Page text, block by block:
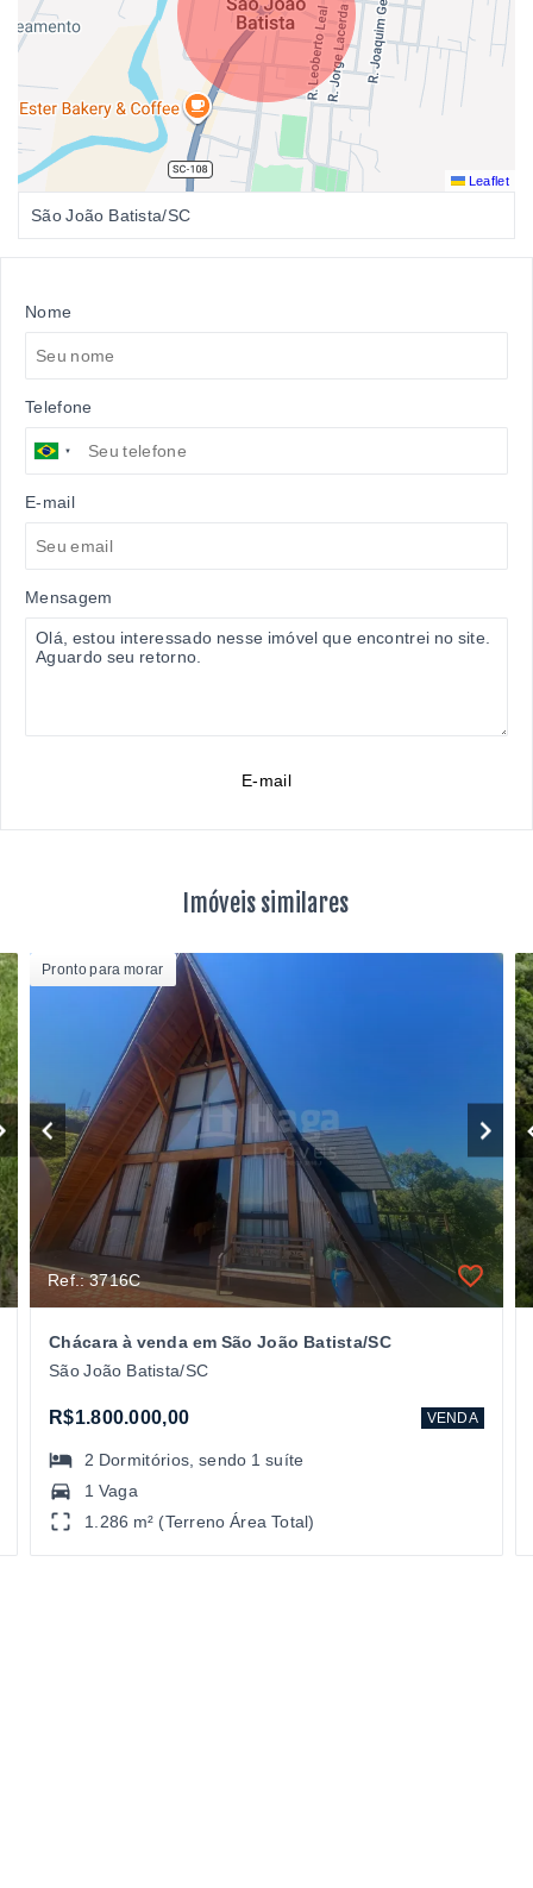
Leaflet
São João Batista/SC
Nome
Telefone
E-mail
Mensagem
E-mail
Imóveis similares
Pronto para morar
Ref.: 3716C
Chácara à venda em São João Batista/SC
São João Batista/SC
R$1.800.000,00 VENDA
2 Dormitórios , sendo 1 suíte
1 Vaga
1.286 m² (Terreno Área Total)